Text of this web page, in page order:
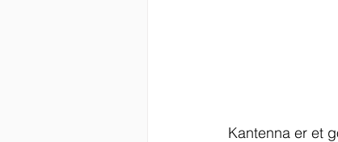
Kantenna er et